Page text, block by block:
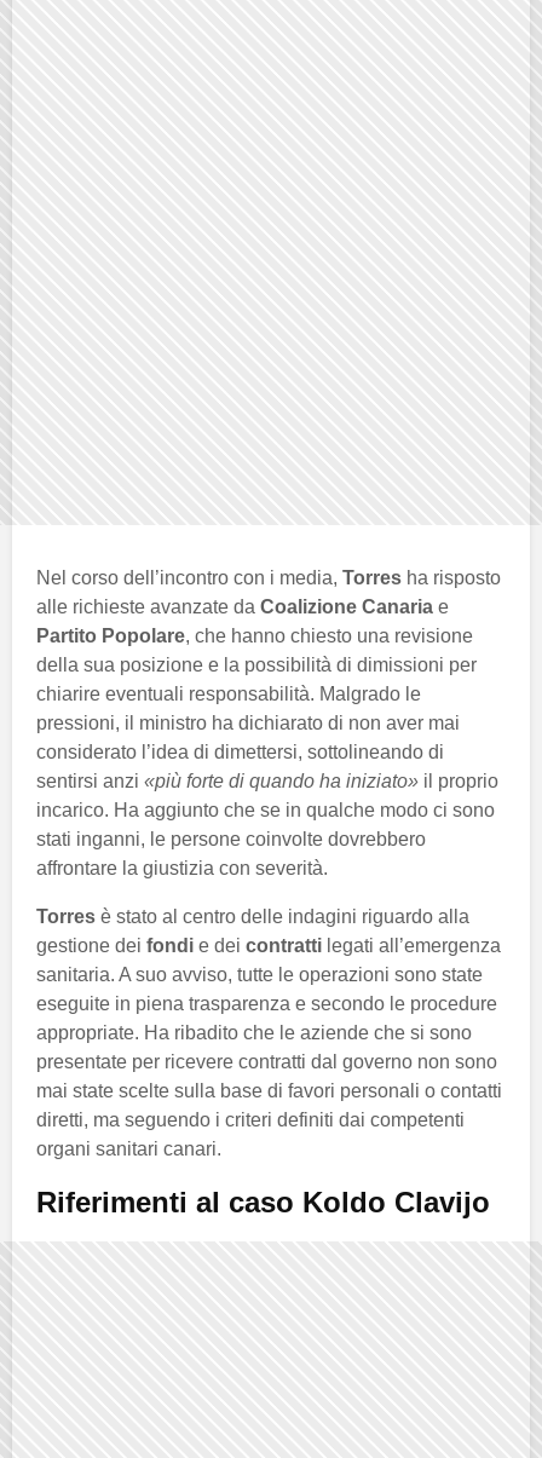
Nel corso dell’incontro con i media, Torres ha risposto
alle richieste avanzate da Coalizione Canaria e
Partito Popolare, che hanno chiesto una revisione
della sua posizione e la possibilità di dimissioni per
chiarire eventuali responsabilità. Malgrado le
pressioni, il ministro ha dichiarato di non aver mai
considerato l’idea di dimettersi, sottolineando di
sentirsi anzi «più forte di quando ha iniziato» il proprio
incarico. Ha aggiunto che se in qualche modo ci sono
stati inganni, le persone coinvolte dovrebbero
affrontare la giustizia con severità.
Torres è stato al centro delle indagini riguardo alla
gestione dei fondi e dei contratti legati all’emergenza
sanitaria. A suo avviso, tutte le operazioni sono state
eseguite in piena trasparenza e secondo le procedure
appropriate. Ha ribadito che le aziende che si sono
presentate per ricevere contratti dal governo non sono
mai state scelte sulla base di favori personali o contatti
diretti, ma seguendo i criteri definiti dai competenti
organi sanitari canari.
Riferimenti al caso Koldo Clavijo